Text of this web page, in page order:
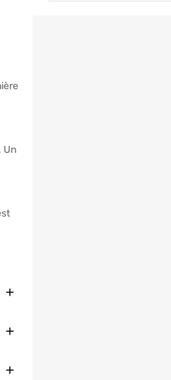
Un
Fermer
Fermer
Fermer